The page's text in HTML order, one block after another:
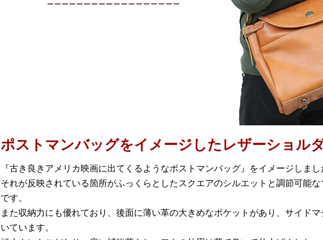
ポストマンバッグをイメージしたレザーショル
『古き良きアメリカ映画に出てくるようなポストマンバッグ』をイメージしまし
それが反映されている箇所がふっくらとしたスクエアのシルエットと調節可能
です。
また収納力にも優れており、後面に薄い革の大きめなポケットがあり、サイド
いています。